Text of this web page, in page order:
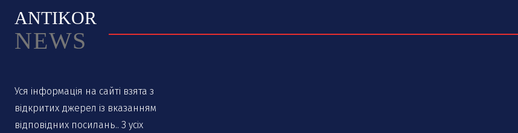
ANTIKOR
NEWS
Уся інформація на сайті взята з
відкритих джерел із вказанням
відповідних посилань.. З усіх